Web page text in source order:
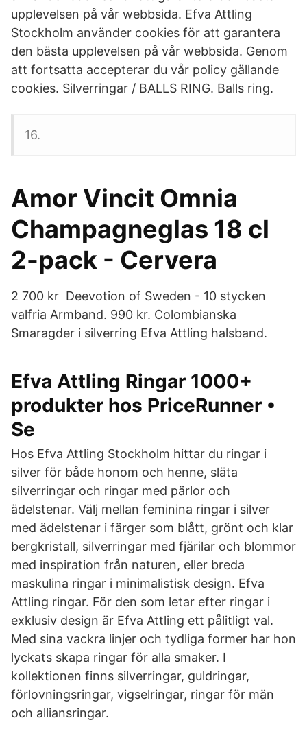
upplevelsen på vår webbsida. Efva Attling
Stockholm använder cookies för att garantera
den bästa upplevelsen på vår webbsida. Genom
att fortsatta accepterar du vår policy gällande
cookies. Silverringar / BALLS RING. Balls ring.
16.
Amor Vincit Omnia
Champagneglas 18 cl
2-pack - Cervera
2 700 kr Deevotion of Sweden - 10 stycken
valfria Armband. 990 kr. Colombianska
Smaragder i silverring Efva Attling halsband.
Efva Attling Ringar 1000+
produkter hos PriceRunner •
Se
Hos Efva Attling Stockholm hittar du ringar i
silver för både honom och henne, släta
silverringar och ringar med pärlor och
ädelstenar. Välj mellan feminina ringar i silver
med ädelstenar i färger som blått, grönt och klar
bergkristall, silverringar med fjärilar och blommor
med inspiration från naturen, eller breda
maskulina ringar i minimalistisk design. Efva
Attling ringar. För den som letar efter ringar i
exklusiv design är Efva Attling ett pålitligt val.
Med sina vackra linjer och tydliga former har hon
lyckats skapa ringar för alla smaker. I
kollektionen finns silverringar, guldringar,
förlovningsringar, vigselringar, ringar för män
och alliansringar.